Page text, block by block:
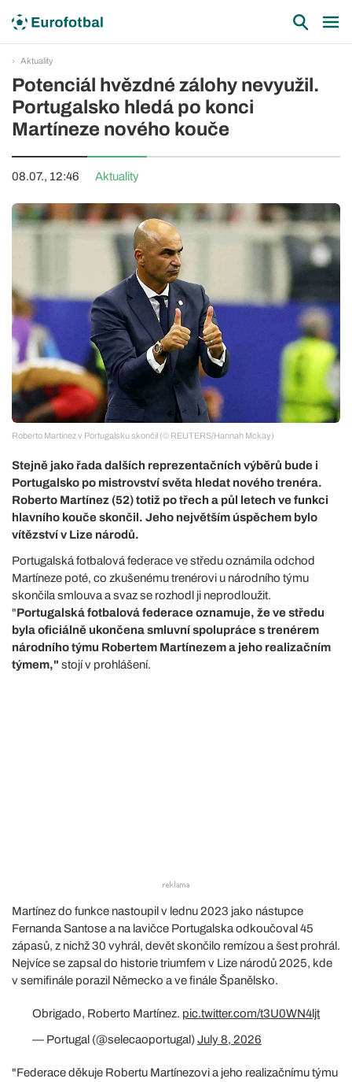
Aktuality
Potenciál hvězdné zálohy nevyužil.
Portugalsko hledá po konci
Martíneze nového kouče
08.07., 12:46 Aktuality
Roberto Martínez v Portugalsku skončil (© REUTERS/Hannah Mckay)
Stejně jako řada dalších reprezentačních výběrů bude i
Portugalsko po mistrovství světa hledat nového trenéra.
Roberto Martínez (52) totiž po třech a půl letech ve funkci
hlavního kouče skončil. Jeho největším úspěchem bylo
vítězství v Lize národů.
Portugalská fotbalová federace ve středu oznámila odchod
Martíneze poté, co zkušenému trenérovi u národního týmu
skončila smlouva a svaz se rozhodl ji neprodloužit.
"Portugalská fotbalová federace oznamuje, že ve středu
byla oficiálně ukončena smluvní spolupráce s trenérem
národního týmu Robertem Martínezem a jeho realizačním
týmem," stojí v prohlášení.
Martínez do funkce nastoupil v lednu 2023 jako nástupce
Fernanda Santose a na lavičce Portugalska odkoučoval 45
zápasů, z nichž 30 vyhrál, devět skončilo remízou a šest prohrál.
Nejvíce se zapsal do historie triumfem v Lize národů 2025, kde
v semifinále porazil Německo a ve finále Španělsko.
Obrigado, Roberto Martínez. pic.twitter.com/t3U0WN4ljt
— Portugal (@selecaoportugal)July 8, 2026
"Federace děkuje Robertu Martínezovi a jeho realizačnímu týmu